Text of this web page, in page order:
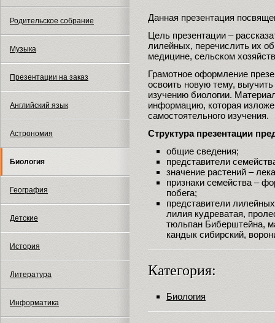
Родительское собрание
Музыка
Презентации на заказ
Английский язык
Астрономия
Биология
География
Детские
История
Литература
Информатика
Данная презентация
Цель презентации –
лилейных, перечислить их
медицине, сельском
Грамотное оформление
освоить новую тему,
изучению биологии.
информацию, которая
самостоятельного изучения.
Структура презентации
общие сведения;
представители
значение растений –
признаки семейства –
побега;
представители
лилия кудреватая,
тюльпан Биберштейна,
кандык сибирский,
Категория:
Биология